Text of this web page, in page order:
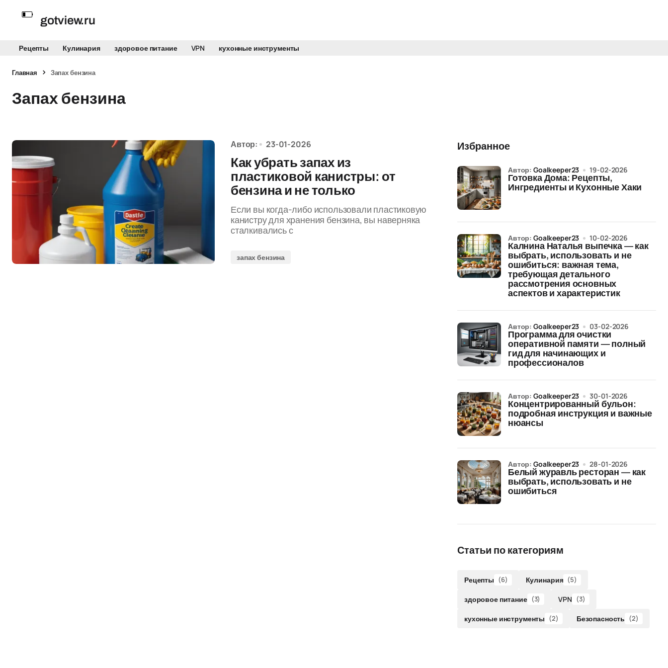
gotview.ru
Рецепты Кулинария здоровое питание VPN кухонные инструменты
Главная Запах бензина
Запах бензина
Автор: 23-01-2026
Как убрать запах из
пластиковой канистры: от
бензина и не только
Если вы когда-либо использовали пластиковую
канистру для хранения бензина, вы наверняка
сталкивались с
запах бензина
Избранное
Готовка Дома: Рецепты,
Ингредиенты и Кухонные Хаки
Автор:Goalkeeper23 19-02-2026
Калнина Наталья выпечка — как
выбрать, использовать и не
ошибиться: важная тема,
требующая детального
рассмотрения основных
аспектов и характеристик
Автор:Goalkeeper23 10-02-2026
Программа для очистки
оперативной памяти — полный
гид для начинающих и
профессионалов
Автор:Goalkeeper23 03-02-2026
Концентрированный бульон:
подробная инструкция и важные
нюансы
Автор:Goalkeeper23 30-01-2026
Белый журавль ресторан — как
выбрать, использовать и не
ошибиться
Автор:Goalkeeper23 28-01-2026
Статьи по категориям
Рецепты (6) Кулинария (5)
здоровое питание (3) VPN (3)
кухонные инструменты (2) Безопасность (2)